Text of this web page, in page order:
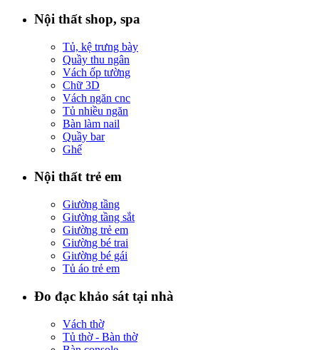
Nội thất shop, spa
Tủ, kệ trưng bày
Quầy thu ngân
Vách ốp tường
Chữ 3D
Vách ngăn cnc
Tủ nhiều ngăn
Bàn làm nail
Quầy bar
Ghế
Nội thất trẻ em
Giường tầng
Giường tầng sắt
Giường trẻ em
Giường bé trai
Giường bé gái
Tủ áo trẻ em
Đo đạc khảo sát tại nhà
Vách thờ
Tủ thờ - Bàn thờ